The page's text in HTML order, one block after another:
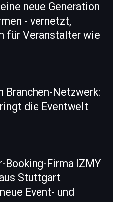
neue Generation
- vernetzt,
für Veranstalter wie
Branchen-Netzwerk:
die Eventwelt
Booking-Firma IZMY
Stuttgart
Event- und